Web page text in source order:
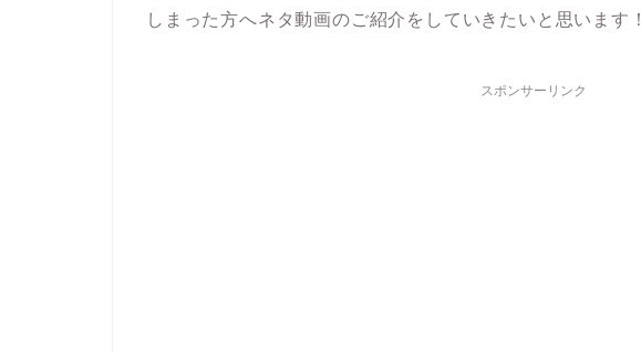
しまった方へネタ動画のご紹介をしていきたいと思います！
スポンサーリンク